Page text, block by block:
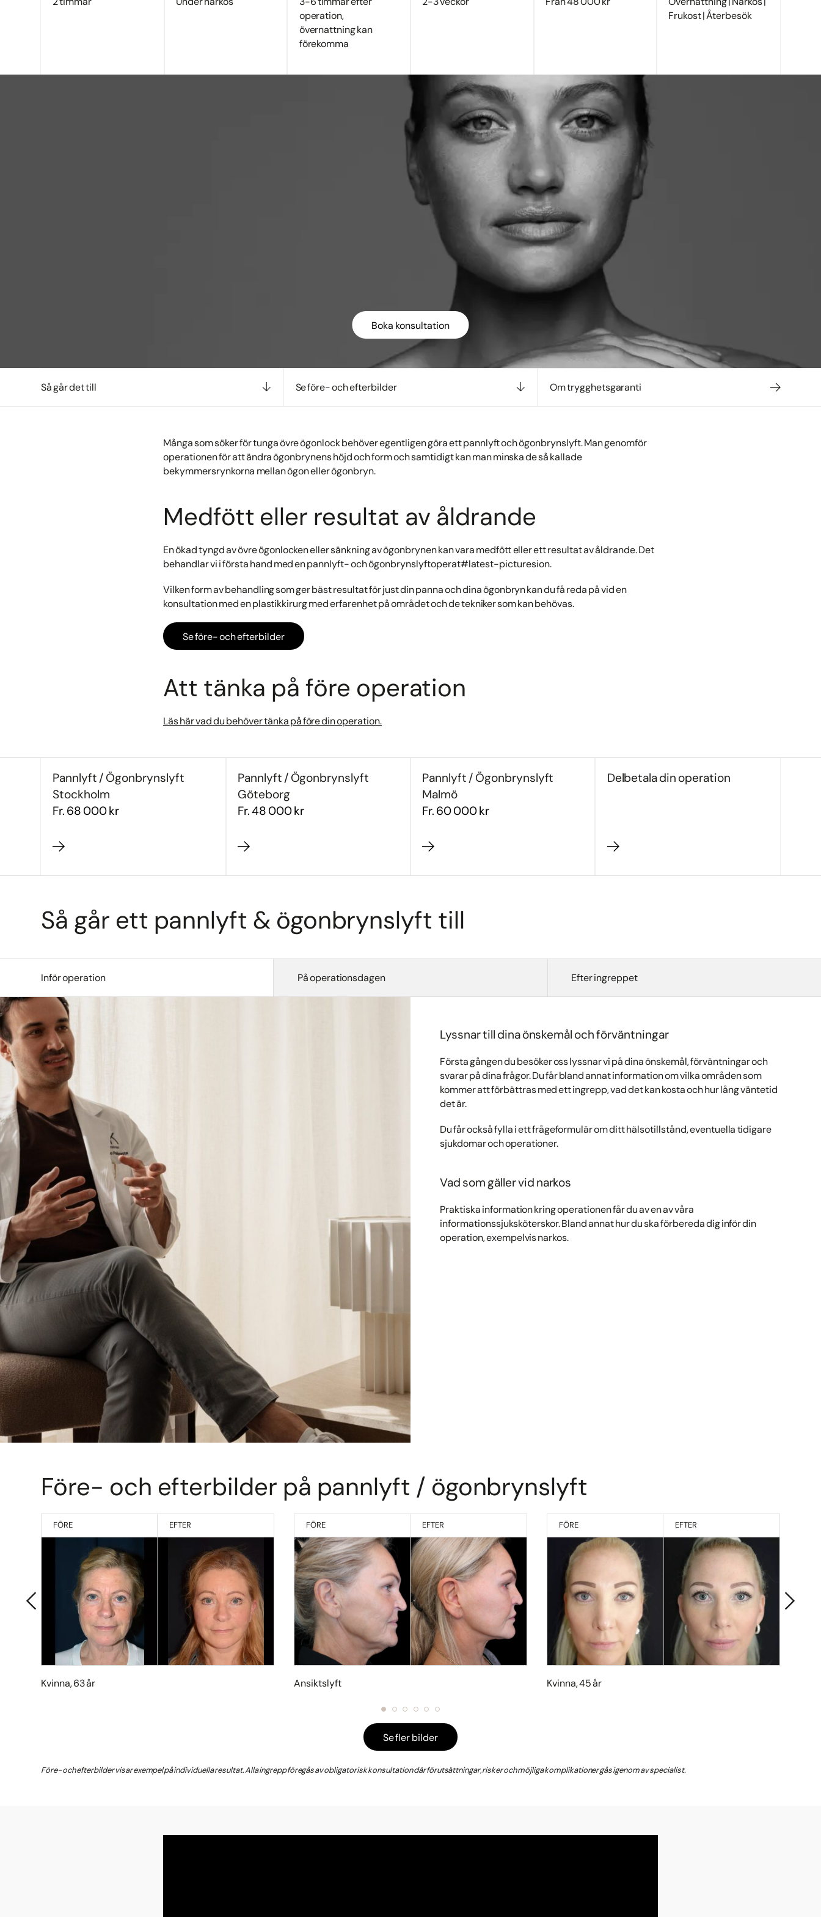
operation,
övernattning kan
förekomma
Frukost | Återbesök
Boka konsultation
Så går det till Se före- och efterbilder Om trygghetsgaranti
Många som söker för tunga övre ögonlock behöver egentligen göra ett pannlyft och ögonbrynslyft. Man genomför
operationen för att ändra ögonbrynens höjd och form och samtidigt kan man minska de så kallade
bekymmersrynkorna mellan ögon eller ögonbryn.
Medfött eller resultat av åldrande
En ökad tyngd av övre ögonlocken eller sänkning av ögonbrynen kan vara medfött eller ett resultat av åldrande. Det
behandlar vi i första hand med en pannlyft- och ögonbrynslyftoperat#latest-picturesion.
Vilken form av behandling som ger bäst resultat för just din panna och dina ögonbryn kan du få reda på vid en
konsultation med en plastikkirurg med erfarenhet på området och de tekniker som kan behövas.
Se före- och efterbilder
Att tänka på före operation
Läs här vad du behöver tänka på före din operation.
Pannlyft / Ögonbrynslyft
Stockholm
Fr. 68 000 kr
Pannlyft / Ögonbrynslyft
Göteborg
Fr. 48 000 kr
Pannlyft / Ögonbrynslyft
Malmö
Fr. 60 000 kr
Delbetala din operation
Så går ett pannlyft & ögonbrynslyft till
Inför operation På operationsdagen Efter ingreppet
Lyssnar till dina önskemål och förväntningar
Första gången du besöker oss lyssnar vi på dina önskemål, förväntningar och
svarar på dina frågor. Du får bland annat information om vilka områden som
kommer att förbättras med ett ingrepp, vad det kan kosta och hur lång väntetid
det är.
Du får också fylla i ett frågeformulär om ditt hälsotillstånd, eventuella tidigare
sjukdomar och operationer.
Vad som gäller vid narkos
Praktiska information kring operationen får du av en av våra
informationssjuksköterskor. Bland annat hur du ska förbereda dig inför din
operation, exempelvis narkos.
Före- och efterbilder på pannlyft / ögonbrynslyft
FÖRE EFTER
Kvinna, 63 år
FÖRE EFTER
Ansiktslyft
FÖRE EFTER
Kvinna, 45 år
Se fler bilder
Före- och efterbilder visar exempel på individuella resultat. Alla ingrepp föregås av obligatorisk konsultation där förutsättningar, risker och möjliga komplikationer gås igenom av specialist.